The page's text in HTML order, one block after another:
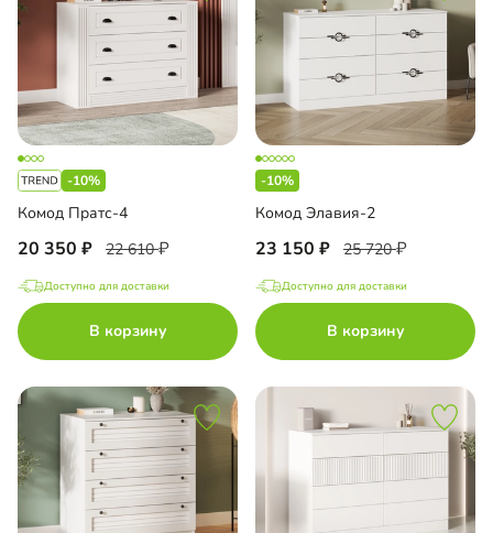
-10%
Комод Пратс-4
20 350 22 610
Доступно для доставки
В корзину
-10%
Комод Элавия-2
23 150 25 720
Доступно для доставки
В корзину